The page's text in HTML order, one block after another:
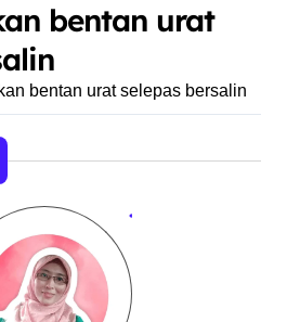
bentan urat
bentan urat selepas bersalin